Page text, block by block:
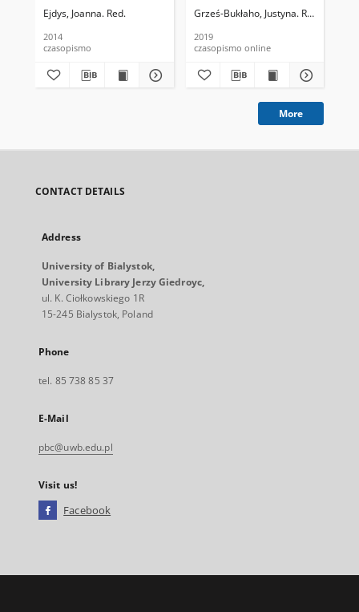
Ejdys, Joanna. Red.
2014
czasopismo
Grześ-Bukłaho, Justyna. Red.
2019
czasopismo online
More
CONTACT DETAILS
Address
University of Bialystok,
University Library Jerzy Giedroyc,
ul. K. Ciołkowskiego 1R
15-245 Bialystok, Poland
Phone
tel. 85 738 85 37
E-Mail
pbc@uwb.edu.pl
Visit us!
Facebook
open